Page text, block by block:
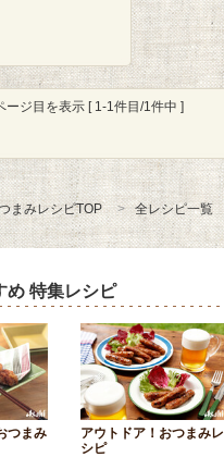
ージ目を表示 [ 1-1件目/1件中 ]
まみレシピTOP 全レシピ一覧
め 特集レシピ
つまみ
アウトドア！おつまみレ
シピ